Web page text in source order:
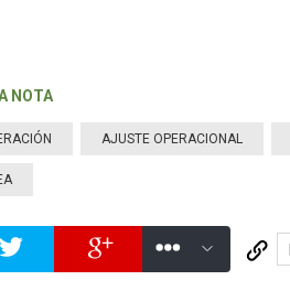
NOTA
AJUSTE OPERACIONAL